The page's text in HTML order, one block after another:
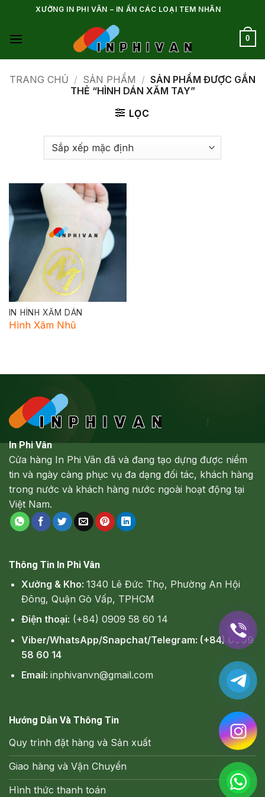
nội
XƯỞNG IN PHI VÂN – IN ẤN CÁC LOẠI TEM NHÃN
0
TRANG CHỦ / SẢN PHẨM / SẢN PHẨM ĐƯỢC GẮN
THẺ “HÌNH DÁN XĂM TAY”
LỌC
IN HÌNH XĂM DÁN
Hình Xăm Nhũ
In Phi Vân
Cửa hàng In Phi Vân đã và đang tạo dựng được niềm
tin và ngày càng phục vụ đa dạng đối tác, khách hàng
trong nước và khách hàng nước ngoài hoạt động tại
Việt Nam.
Thông Tin In Phi Vân
Xưởng & Kho: 1340 Lê Đức Thọ, Phường An Hội
Đông, Quận Gò Vấp, TPHCM
Điện thoại: (+84) 0909 58 60 14
Viber/WhatsApp/Snapchat/Telegram: (+84) 0909
58 60 14
Email: inphivanvn@gmail.com
Hướng Dẫn Và Thông Tin
Quy trình đặt hàng và Sản xuất
Giao hàng và Vận Chuyển
Hình thức thanh toán